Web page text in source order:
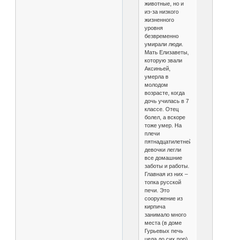
животные, но и
из-за низкого
жизненного
уровня
безвременно
умирали люди.
Мать Елизаветы,
которую звали
Аксиньей,
умерла в
молодом
возрасте, когда
дочь училась в 7
классе. Отец
болел, а вскоре
тоже умер. На
плечи
пятнадцатилетней
девочки легли
все домашние
заботы и работы.
Главная из них –
топка русской
печи. Это
сооружение из
кирпича
занимало много
места (в доме
Гурьевых печь